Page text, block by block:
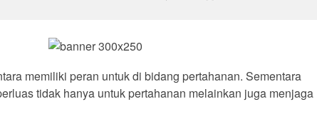
memiliki peran untuk di bidang pertahanan. Sementara
tidak hanya untuk pertahanan melainkan juga menjaga